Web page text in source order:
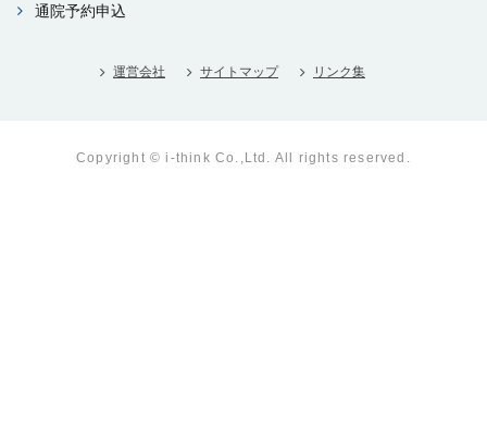
通院予約申込
運営会社 サイトマップ リンク集
Copyright © i-think Co.,Ltd. All rights reserved.